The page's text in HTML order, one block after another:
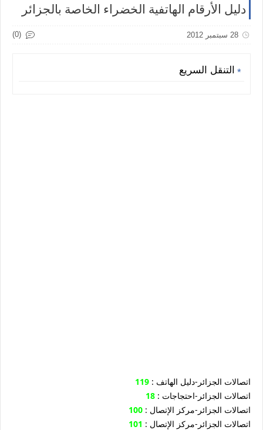
دليل الأرقام الهاتفية الخضراء الخاصة بالجزائر
28 سبتمبر 2012 (0)
التنقل السريع
119
: اتصالات الجزائر-دليل الهاتف
18
: اتصالات الجزائر-احتجاجات
100
: اتصالات الجزائر-مركز الإتصال
101
: اتصالات الجزائر-مركز الإتصال